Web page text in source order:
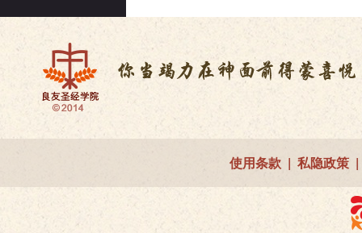
使用条款 | 私隐政策